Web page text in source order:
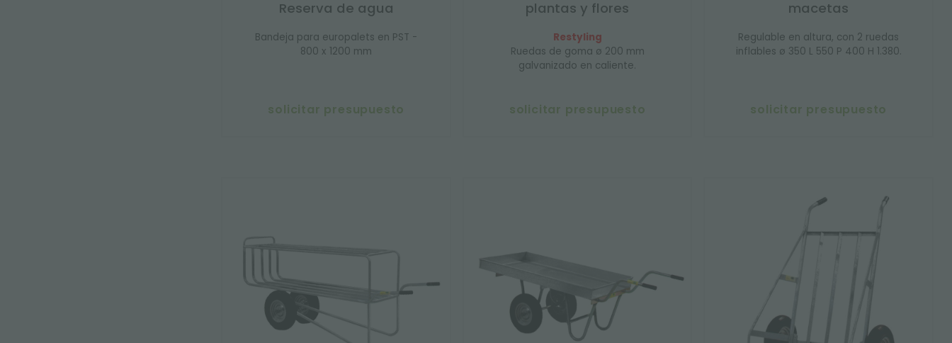
Reserva de agua
Bandeja para europalets en PST -
800 x 1200 mm
solicitar presupuesto
plantas y flores
Restyling
Ruedas de goma ø 200 mm
galvanizado en caliente.
solicitar presupuesto
macetas
Regulable en altura, con 2 ruedas
inflables ø 350 L 550 P 400 H 1.380.
solicitar presupuesto